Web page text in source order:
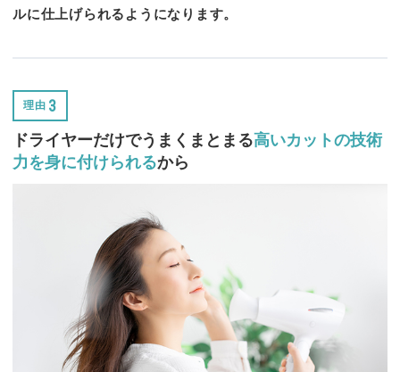
ルに仕上げられるようになります。
理由 3
ドライヤーだけでうまくまとまる高いカットの技術
力を身に付けられるから